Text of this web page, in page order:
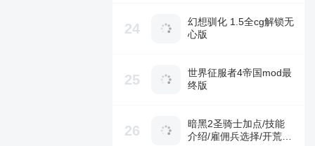
24
幻想驯化 1.5全cg解锁无
心版
25
世界征服者4帝国mod最
终版
26
暗黑2圣骑士加点/技能
介绍/雇佣兵选择/开荒攻